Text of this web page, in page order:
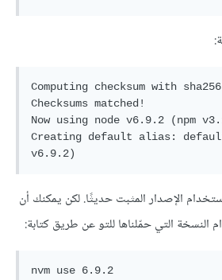
Computing checksum with
Checksums matched!
Now using node v6.9.2 (npm
Creating default alias:
v6.9.2)
الإصدار المثبت حديثًا. لكن يمكنك أن
النسخة التي حمّلناها للتو عن طريق كتابة:
nvm use 6.9.2